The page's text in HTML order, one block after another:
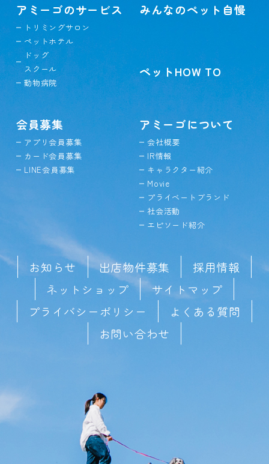
アミーゴのサービス
トリミングサロン
ペットホテル
ドッグ
スクール
動物病院
みんなのペット自慢
ペットHOW TO
会員募集
アプリ会員募集
カード会員募集
LINE会員募集
アミーゴについて
会社概要
IR情報
キャラクター紹介
Movie
プライベートブランド
社会活動
エピソード紹介
お知らせ 出店物件募集
採用情報
ネットショップ
サイトマップ
プライバシーポリシー
よくある質問
お問い合わせ